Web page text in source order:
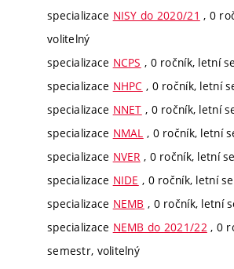
specializace NISY do 2020/21 , 0
volitelný
specializace NCPS , 0 ročník, letní
specializace NHPC , 0 ročník, letní
specializace NNET , 0 ročník, letní
specializace NMAL , 0 ročník, letní
specializace NVER , 0 ročník, letní
specializace NIDE , 0 ročník, letní
specializace NEMB , 0 ročník, letní
specializace NEMB do 2021/22 , 0
semestr, volitelný